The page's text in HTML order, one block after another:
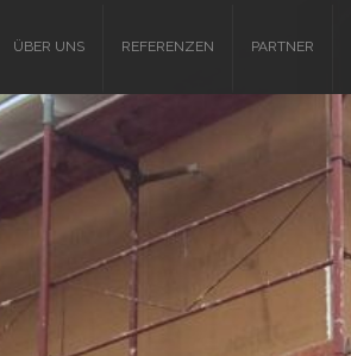
ÜBER UNS REFERENZEN PARTNER